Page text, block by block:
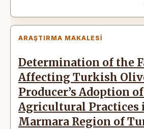
ARAŞTIRMA MAKALESI
Determination of the
Affecting Turkish
Producer’s Adoption
Agricultural Practices
Marmara Region of